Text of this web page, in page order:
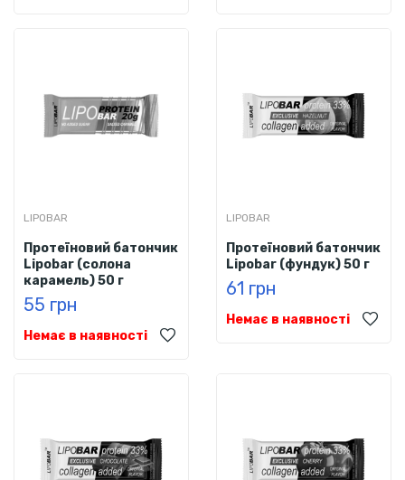
LIPOBAR
Протеїновий батончик
Lipobar (солона
карамель) 50 г
55 грн
Немає в наявності
LIPOBAR
Протеїновий батончик
Lipobar (фундук) 50 г
61 грн
Немає в наявності